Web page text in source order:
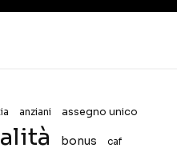
anziani assegno unico
bonus caf